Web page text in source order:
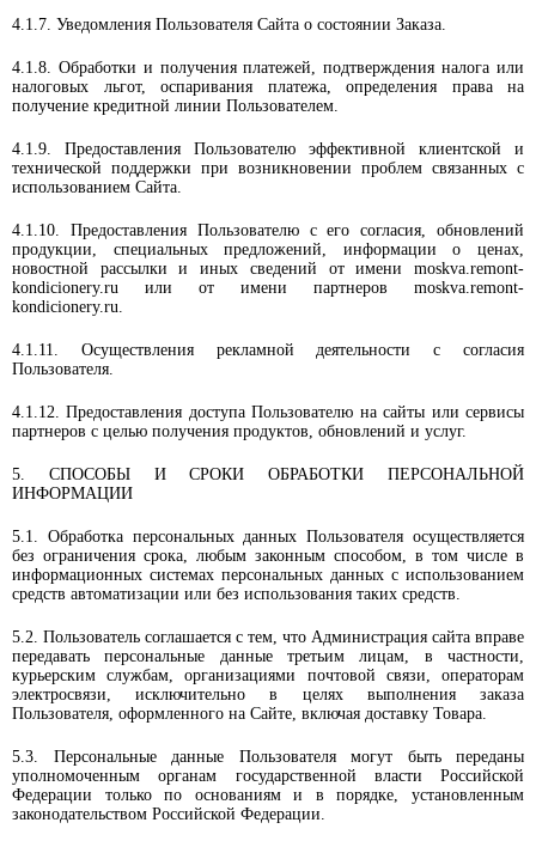
4.1.7. Уведомления Пользователя Сайта о состоянии Заказа.
4.1.8. Обработки и получения платежей, подтверждения налога или
налоговых льгот, оспаривания платежа, определения права на
получение кредитной линии Пользователем.
4.1.9. Предоставления Пользователю эффективной клиентской и
технической поддержки при возникновении проблем связанных с
использованием Сайта.
4.1.10. Предоставления Пользователю с его согласия, обновлений
продукции, специальных предложений, информации о ценах,
новостной рассылки и иных сведений от имени moskva.remont-
kondicionery.ru или от имени партнеров moskva.remont-
kondicionery.ru.
4.1.11. Осуществления рекламной деятельности с согласия
Пользователя.
4.1.12. Предоставления доступа Пользователю на сайты или сервисы
партнеров с целью получения продуктов, обновлений и услуг.
5. СПОСОБЫ И СРОКИ ОБРАБОТКИ ПЕРСОНАЛЬНОЙ
ИНФОРМАЦИИ
5.1. Обработка персональных данных Пользователя осуществляется
без ограничения срока, любым законным способом, в том числе в
информационных системах персональных данных с использованием
средств автоматизации или без использования таких средств.
5.2. Пользователь соглашается с тем, что Администрация сайта вправе
передавать персональные данные третьим лицам, в частности,
курьерским службам, организациями почтовой связи, операторам
электросвязи, исключительно в целях выполнения заказа
Пользователя, оформленного на Сайте, включая доставку Товара.
5.3. Персональные данные Пользователя могут быть переданы
уполномоченным органам государственной власти Российской
Федерации только по основаниям и в порядке, установленным
законодательством Российской Федерации.